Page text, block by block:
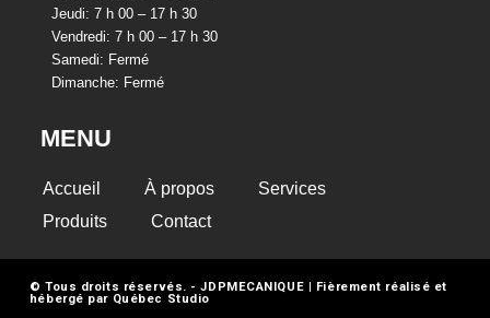
Jeudi: 7 h 00 – 17 h 30
Vendredi: 7 h 00 – 17 h 30
Samedi: Fermé
Dimanche: Fermé
MENU
Accueil À propos
Services
Produits
Contact
© Tous droits réservés. - JDPMECANIQUE | Fièrement réalisé et
hébergé par Québec Studio